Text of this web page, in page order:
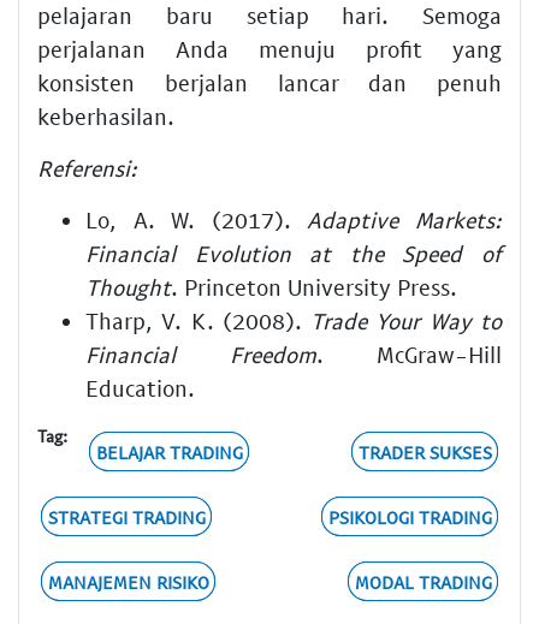
pelajaran baru setiap hari. Semoga
perjalanan Anda menuju profit yang
konsisten berjalan lancar dan penuh
keberhasilan.
Referensi:
Lo, A. W. (2017). Adaptive Markets:
Financial Evolution at the Speed of
Thought. Princeton University Press.
Tharp, V. K. (2008). Trade Your Way to
Financial Freedom. McGraw-Hill
Education.
Tag:
BELAJAR TRADING TRADER SUKSES
STRATEGI TRADING PSIKOLOGI TRADING
MANAJEMEN RISIKO MODAL TRADING